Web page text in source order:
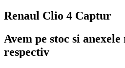
Renaul Clio 4 Captur
Avem pe stoc si
respectiv